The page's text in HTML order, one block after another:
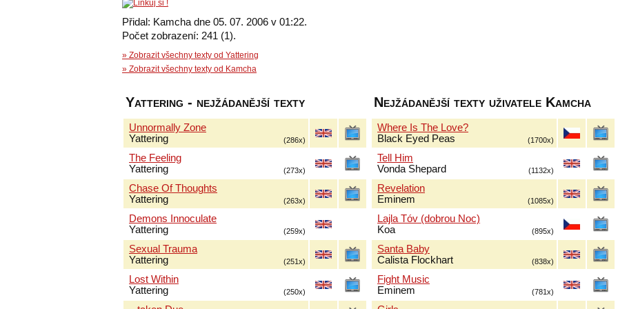
Přidal: Kamcha dne 05. 07. 2006 v 01:22.
Počet zobrazení: 241 (1).
» Zobrazit všechny texty od Yattering
» Zobrazit všechny texty od Kamcha
Yattering - nejžádanější texty
Unnormally Zone
Yattering
(286x)
The Feeling
Yattering
(273x)
Chase Of Thoughts
Yattering
(263x)
Demons Innoculate
Yattering
(259x)
Sexual Trauma
Yattering
(251x)
Lost Within
Yattering
(250x)
Nejžádanější texty uživatele Kamcha
Where Is The Love?
Black Eyed Peas
(1700x)
Tell Him
Vonda Shepard
(1132x)
Revelation
Eminem
(1085x)
Lajla Tóv (dobrou Noc)
Koa
(895x)
Santa Baby
Calista Flockhart
(838x)
Fight Music
Eminem
(781x)